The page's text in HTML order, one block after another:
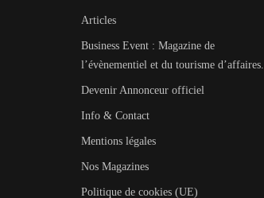
Articles
Business Event : Magazine de
l’évènementiel et du tourisme d’affaires.
Devenir Annonceur officiel
Info & Contact
Mentions légales
Nos Magazines
Politique de cookies (UE)